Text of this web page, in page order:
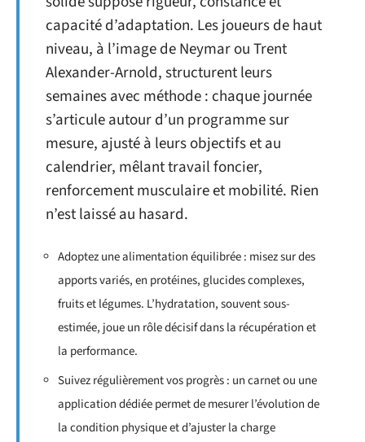
capacité d’adaptation. Les joueurs de haut
niveau, à l’image de Neymar ou Trent
Alexander-Arnold, structurent leurs
semaines avec méthode : chaque journée
s’articule autour d’un programme sur
mesure, ajusté à leurs objectifs et au
calendrier, mêlant travail foncier,
renforcement musculaire et mobilité. Rien
n’est laissé au hasard.
Adoptez une alimentation équilibrée : misez sur des
apports variés, en protéines, glucides complexes,
fruits et légumes. L’hydratation, souvent sous-
estimée, joue un rôle décisif dans la récupération et
la performance.
Suivez régulièrement vos progrès : un carnet ou une
application dédiée permet de mesurer l’évolution de
la condition physique et d’ajuster la charge